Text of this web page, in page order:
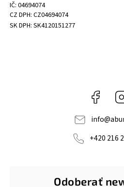
IČ: 04694074
CZ DPH: CZ04694074
SK DPH: SK4120151277
info@
+420 216
Odoberať